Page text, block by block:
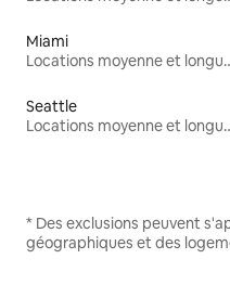
Miami
Locations
Seattle
Locations
* Des exclusions peuvent
géographiques et des